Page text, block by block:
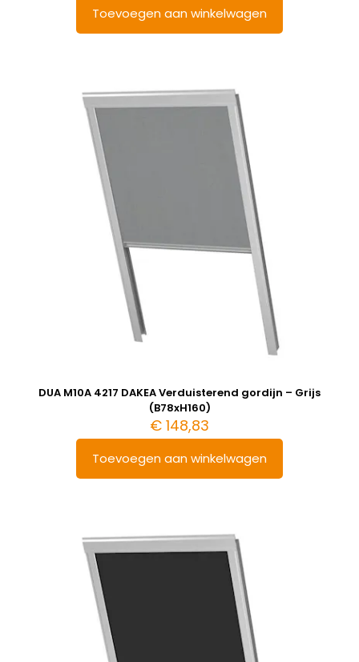
Toevoegen aan winkelwagen
DUA M10A 4217 DAKEA Verduisterend gordijn – Grijs
(B78xH160)
€ 148,83
Toevoegen aan winkelwagen